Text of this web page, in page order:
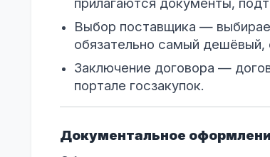
Выбор поставщика —
обязательно самый дешёвый,
Заключение договора —
портале госзакупок.
Документальное